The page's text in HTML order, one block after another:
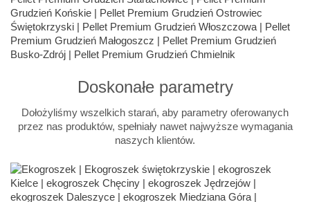
Doskonałe parametry
Dołożyliśmy wszelkich starań, aby parametry oferowanych
przez nas produktów, spełniały nawet najwyższe wymagania
naszych klientów.